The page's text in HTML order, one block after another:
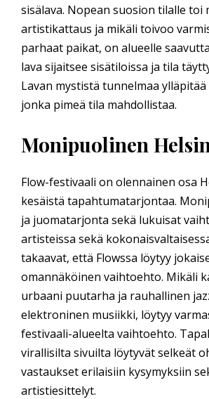
sisälava. Nopean suosion tilalle toi
artistikattaus ja mikäli toivoo
parhaat paikat, on alueelle
lava sijaitsee sisätiloissa ja tila
Lavan mystistä tunnelmaa ylläpitää
jonka pimeä tila mahdollistaa.
Monipuolinen
Flow-festivaali on olennainen osa
kesäistä tapahtumatarjontaa.
ja juomatarjonta sekä lukuisat
artisteissa sekä
takaavat, että Flowssa löytyy
omannäköinen vaihtoehto. Mikäli
urbaani puutarha ja rauhallinen
elektroninen musiikki, löytyy
festivaali-alueelta vaihtoehto.
virallisilta sivuilta löytyvät selkeät
vastaukset erilaisiin kysymyksiin
artistiesittelyt.